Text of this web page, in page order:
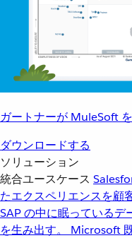
ガートナーが MuleSoft
ダウンロードする
ソリューション
統合ユースケース
たエクスペリエンスを顧
SAP の中に眠っているデ
を生み出す。
Microsoft